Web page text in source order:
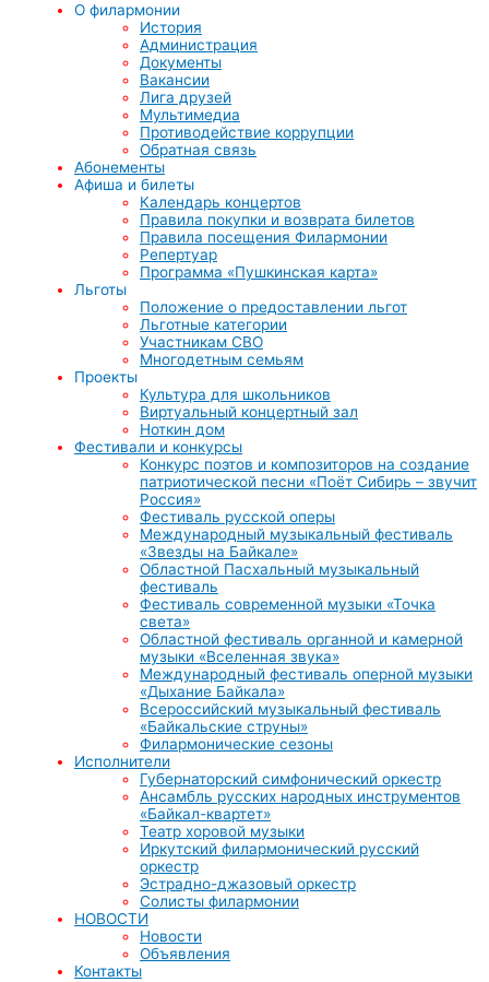
О филармонии
История
Администрация
Документы
Вакансии
Лига друзей
Мультимедиа
Противодействие коррупции
Обратная связь
Абонементы
Афиша и билеты
Календарь концертов
Правила покупки и возврата билетов
Правила посещения Филармонии
Репертуар
Программа «Пушкинская карта»
Льготы
Положение о предоставлении льгот
Льготные категории
Участникам СВО
Многодетным семьям
Проекты
Культура для школьников
Виртуальный концертный зал
Ноткин дом
Фестивали и конкурсы
Конкурс поэтов и композиторов на создание
патриотической песни «Поёт Сибирь – звучит
Россия»
Фестиваль русской оперы
Международный музыкальный фестиваль
«Звезды на Байкале»
Областной Пасхальный музыкальный
фестиваль
Фестиваль современной музыки «Точка
света»
Областной фестиваль органной и камерной
музыки «Вселенная звука»
Международный фестиваль оперной музыки
«Дыхание Байкала»
Всероссийский музыкальный фестиваль
«Байкальские струны»
Филармонические сезоны
Исполнители
Губернаторский симфонический оркестр
Ансамбль русских народных инструментов
«Байкал-квартет»
Театр хоровой музыки
Иркутский филармонический русский
оркестр
Эстрадно-джазовый оркестр
Солисты филармонии
НОВОСТИ
Новости
Объявления
Контакты